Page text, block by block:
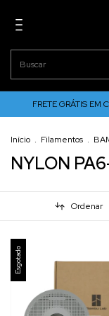
FRETE GRÁTIS EM
Início . Filamentos .
NYLON
Ordenar
Esgotado